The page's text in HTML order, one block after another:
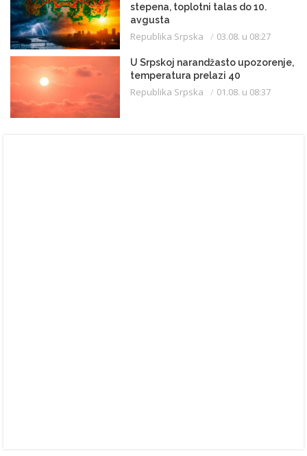
stepena, toplotni talas do 10.
avgusta
Republika Srpska 03.08. u 08:27
U Srpskoj narandžasto upozorenje,
temperatura prelazi 40
Republika Srpska 01.08. u 08:37